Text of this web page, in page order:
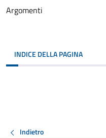
Argomenti
INDICE DELLA PAGINA
Indietro